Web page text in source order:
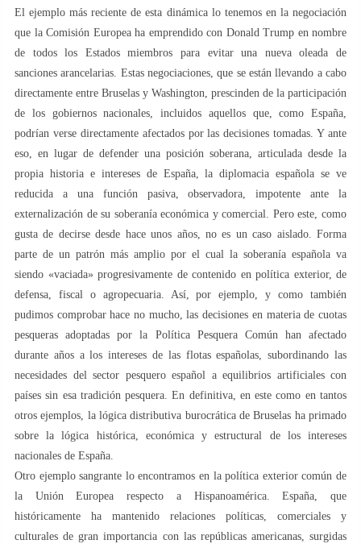
El ejemplo más reciente de esta dinámica lo tenemos en la negociación
que la Comisión Europea ha emprendido con Donald Trump en nombre
de todos los Estados miembros para evitar una nueva oleada de
sanciones arancelarias. Estas negociaciones, que se están llevando a cabo
directamente entre Bruselas y Washington, prescinden de la participación
de los gobiernos nacionales, incluidos aquellos que, como España,
podrían verse directamente afectados por las decisiones tomadas. Y ante
eso, en lugar de defender una posición soberana, articulada desde la
propia historia e intereses de España, la diplomacia española se ve
reducida a una función pasiva, observadora, impotente ante la
externalización de su soberanía económica y comercial. Pero este, como
gusta de decirse desde hace unos años, no es un caso aislado. Forma
parte de un patrón más amplio por el cual la soberanía española va
siendo «vaciada» progresivamente de contenido en política exterior, de
defensa, fiscal o agropecuaria. Así, por ejemplo, y como también
pudimos comprobar hace no mucho, las decisiones en materia de cuotas
pesqueras adoptadas por la Política Pesquera Común han afectado
durante años a los intereses de las flotas españolas, subordinando las
necesidades del sector pesquero español a equilibrios artificiales con
países sin esa tradición pesquera. En definitiva, en este como en tantos
otros ejemplos, la lógica distributiva burocrática de Bruselas ha primado
sobre la lógica histórica, económica y estructural de los intereses
nacionales de España.
Otro ejemplo sangrante lo encontramos en la política exterior común de
la Unión Europea respecto a Hispanoamérica. España, que
históricamente ha mantenido relaciones políticas, comerciales y
culturales de gran importancia con las repúblicas americanas, surgidas